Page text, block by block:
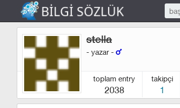
stella
- yazar -
toplam entry
2038
takipçi
1